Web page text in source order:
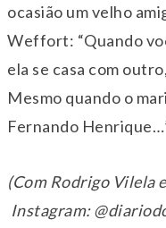
ocasião um velho
Weffort: “Quando
ela se casa com
Mesmo quando o
Fernando
(Com Rodrigo Vilela
Instagram: